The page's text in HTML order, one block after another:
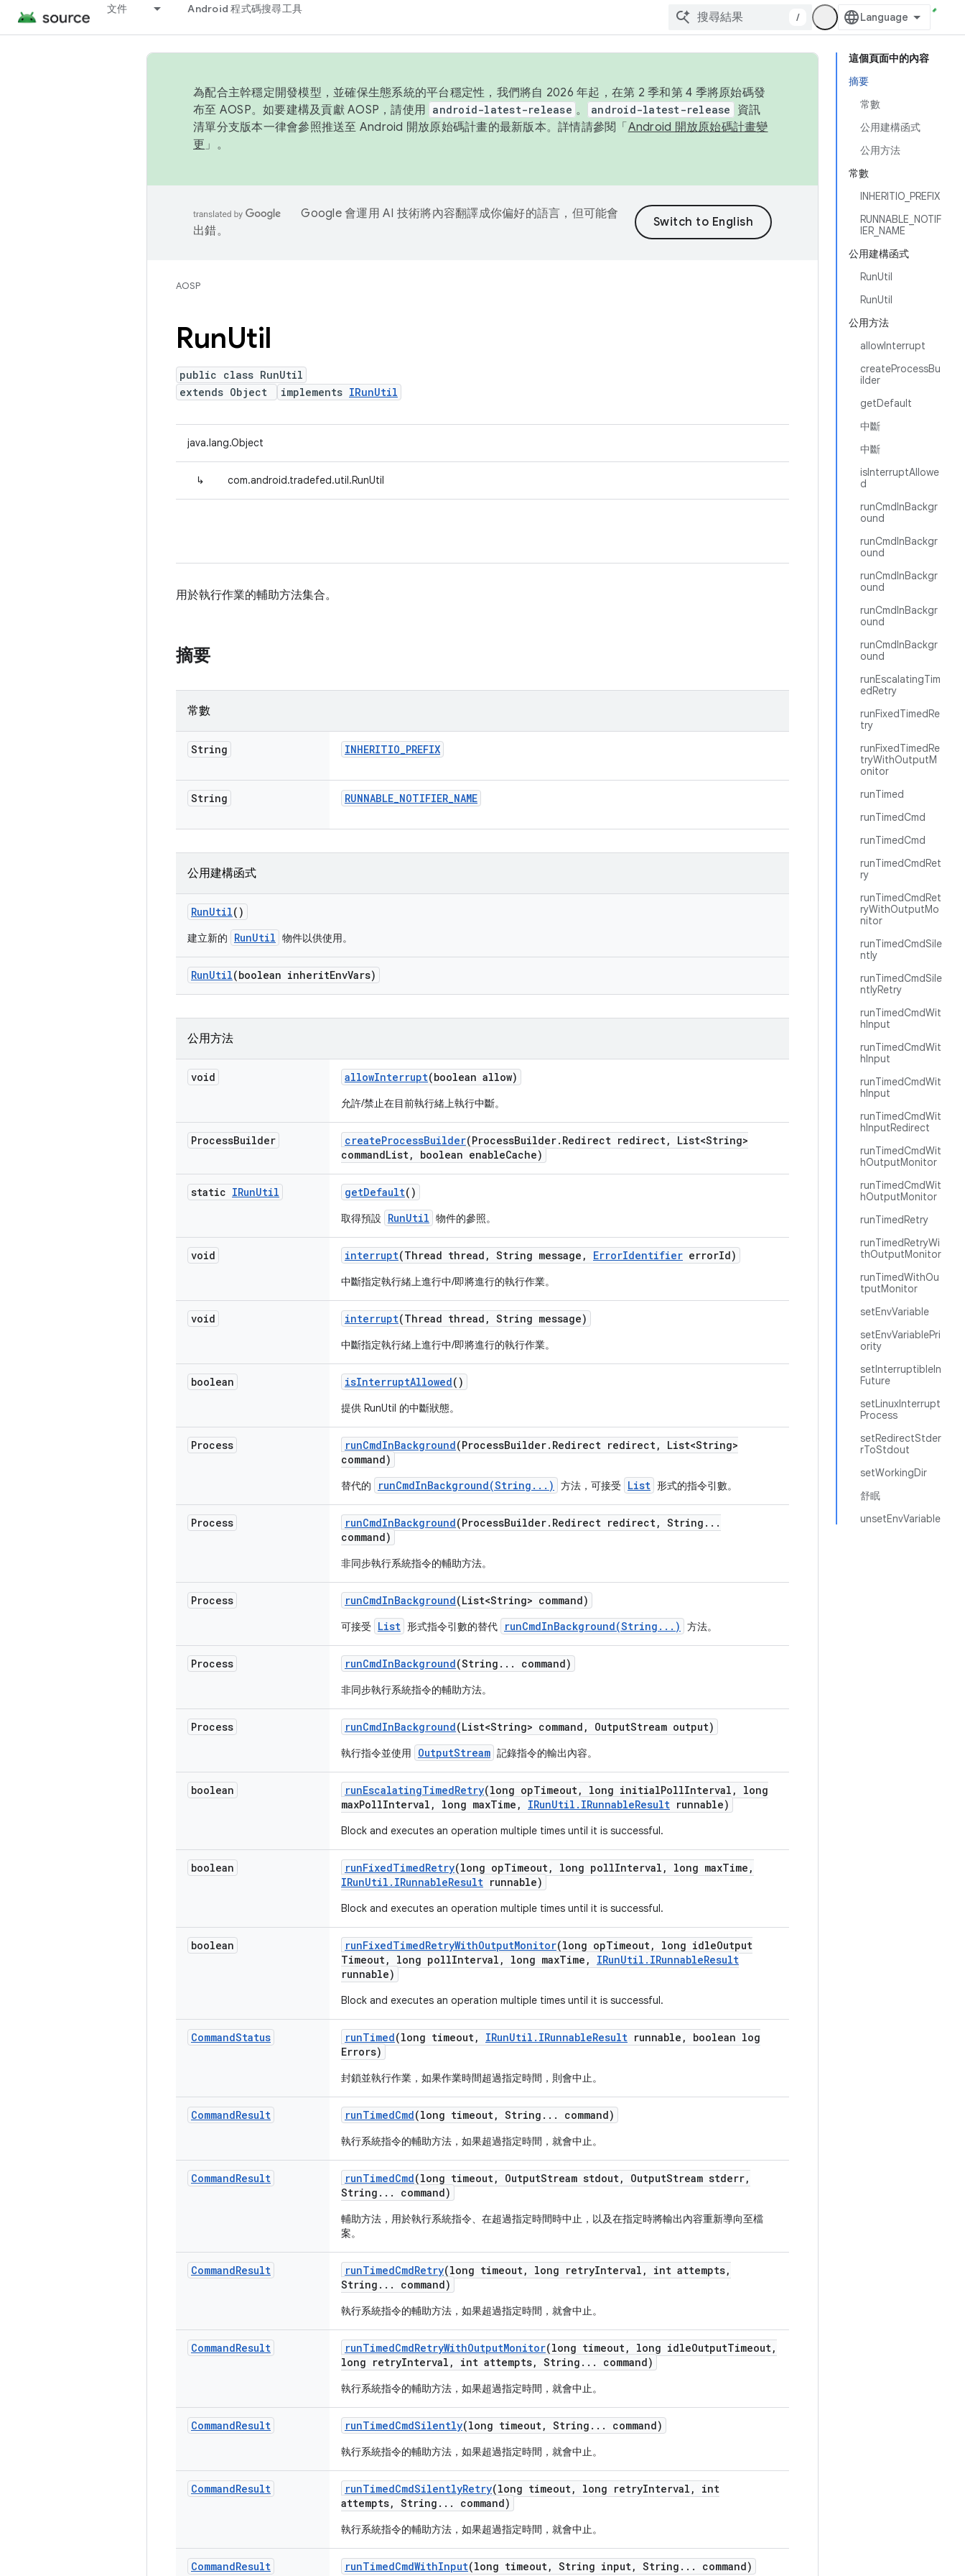
文件 Android 程式碼搜尋工具
/
這個頁面中的內容
摘要
常數
公用建構函式
公用方法
常數
INHERITIO_PREFIX
RUNNABLE_NOTIF
IER_NAME
公用建構函式
RunUtil
RunUtil
公用方法
allowInterrupt
createProcessBu
ilder
getDefault
中斷
中斷
isInterruptAllowe
d
runCmdInBackgr
ound
runCmdInBackgr
ound
runCmdInBackgr
ound
runCmdInBackgr
ound
runCmdInBackgr
ound
runEscalatingTim
edRetry
runFixedTimedRe
try
runFixedTimedRe
tryWithOutputM
onitor
runTimed
runTimedCmd
runTimedCmd
runTimedCmdRet
ry
runTimedCmdRet
ryWithOutputMo
nitor
runTimedCmdSile
ntly
runTimedCmdSile
ntlyRetry
runTimedCmdWit
hInput
runTimedCmdWit
hInput
runTimedCmdWit
hInput
runTimedCmdWit
hInputRedirect
runTimedCmdWit
hOutputMonitor
runTimedCmdWit
hOutputMonitor
runTimedRetry
runTimedRetryWi
thOutputMonitor
runTimedWithOu
tputMonitor
setEnvVariable
setEnvVariablePri
ority
setInterruptibleIn
Future
setLinuxInterrupt
Process
setRedirectStder
rToStdout
setWorkingDir
舒眠
unsetEnvVariable
為配合主幹穩定開發模型，並確保生態系統的平台穩定性，我們將自 2026 年起，在第 2 季和第 4 季將原始碼發
布至 AOSP。如要建構及貢獻 AOSP，請使用 android-latest-release 。 android-latest-release
資訊
清單分支版本一律會參照推送至 Android 開放原始碼計畫的最新版本。詳情請參閱「 Android 開放原始碼計畫變
更 」。
Google 會運用 AI 技術將內容翻譯成你偏好的語言，但可能會
出錯。
AOSP
RunUtil
public class RunUtil
extends Object
implements IRunUtil
java.lang.Object
↳ com.android.tradefed.util.RunUtil
用於執行作業的輔助方法集合。
摘要
常數
String INHERITIO_PREFIX
String RUNNABLE_NOTIFIER_NAME
公用建構函式
RunUtil()
建立新的 RunUtil 物件以供使用。
RunUtil(boolean inheritEnvVars)
公用方法
void allowInterrupt(boolean allow)
允許/禁止在目前執行緒上執行中斷。
ProcessBuilder createProcessBuilder(ProcessBuilder. Redirect redirect,
List<String>
commandList, boolean enableCache)
static IRunUtil getDefault()
取得預設 RunUtil 物件的參照。
void interrupt(Thread thread , String message , ErrorIdentifier errorId)
中斷指定執行緒上進行中/即將進行的執行作業。
void interrupt(Thread thread , String message)
中斷指定執行緒上進行中/即將進行的執行作業。
boolean isInterruptAllowed()
提供 RunUtil 的中斷狀態。
Process runCmdInBackground(ProcessBuilder. Redirect redirect,
List<String>
command)
替代的 runCmdInBackground(String...) 方法，可接受 List 形式的指令引數。
Process runCmdInBackground(ProcessBuilder. Redirect redirect, String . . .
command)
非同步執行系統指令的輔助方法。
Process runCmdInBackground(List<String> command)
可接受 List 形式指令引數的替代 runCmdInBackground(String...) 方法。
Process runCmdInBackground(String . . . command)
非同步執行系統指令的輔助方法。
Process runCmdInBackground(List<String> command , OutputStream output)
執行指令並使用 OutputStream 記錄指令的輸出內容。
boolean runEscalatingTimedRetry(long opTimeout, long initialPollInterval ,
long
maxPollInterval , long maxTime , IRunUtil . IRunnableResult runnable)
Block and executes an operation multiple times until it is successful.
boolean runFixedTimedRetry(long opTimeout, long pollInterval , long maxTime ,
IRunUtil . IRunnableResult runnable)
Block and executes an operation multiple times until it is successful.
boolean runFixedTimedRetryWithOutputMonitor(long opTimeout, long idleOutput
Timeout, long pollInterval , long maxTime , IRunUtil . IRunnableResult
runnable)
Block and executes an operation multiple times until it is successful.
CommandStatus runTimed(long timeout, IRunUtil . IRunnableResult runnable ,
boolean log
Errors)
封鎖並執行作業，如果作業時間超過指定時間，則會中止。
CommandResult runTimedCmd(long timeout, String . . . command)
執行系統指令的輔助方法，如果超過指定時間，就會中止。
CommandResult runTimedCmd(long timeout, OutputStream stdout, OutputStream stderr,
String . . . command)
輔助方法，用於執行系統指令、在超過指定時間時中止，以及在指定時將輸出內容重新導向至檔
案。
CommandResult runTimedCmdRetry(long timeout, long retryInterval , int attempts,
String . . . command)
執行系統指令的輔助方法，如果超過指定時間，就會中止。
CommandResult runTimedCmdRetryWithOutputMonitor(long timeout, long idleOutputTimeout,
long retryInterval , int attempts, String . . . command)
執行系統指令的輔助方法，如果超過指定時間，就會中止。
CommandResult runTimedCmdSilently(long timeout, String . . . command)
執行系統指令的輔助方法，如果超過指定時間，就會中止。
CommandResult runTimedCmdSilentlyRetry(long timeout, long retryInterval ,
int
attempts, String . . . command)
執行系統指令的輔助方法，如果超過指定時間，就會中止。
CommandResult runTimedCmdWithInput(long timeout, String input, String . . . command)